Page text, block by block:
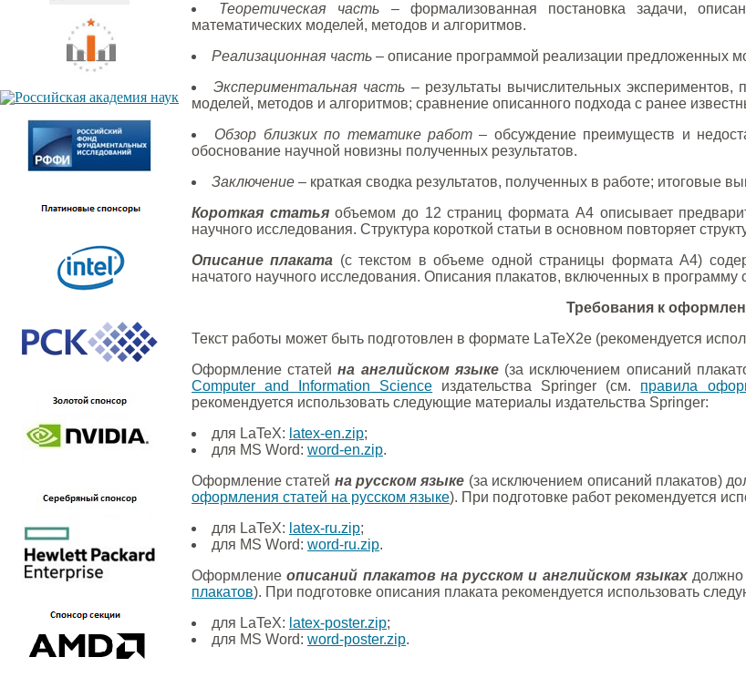
Теоретическая часть – формализованная постановка задачи,
математических моделей, методов и алгоритмов.
Реализационная часть – описание программой реализации предложенных
Экспериментальная часть – результаты вычислительных
моделей, методов и алгоритмов; сравнение описанного подхода с ранее
Обзор близких по тематике работ – обсуждение преимуществ и
обоснование научной новизны полученных результатов.
Заключение – краткая сводка результатов, полученных в работе; итоговые
Короткая статьяобъемом до 12 страниц формата А4 описывает
научного исследования. Структура короткой статьи в основном повторяет
Описание плаката (с текстом в объеме одной страницы формата А4)
начатого научного исследования. Описания плакатов, включенных в
Требования к
Текст работы может быть подготовлен в формате LaTeX2e (рекомендуется
Оформление статейна английском языке(за исключением описаний
Computer and Information Science издательства Springer (см. правила
рекомендуется использовать следующие материалы издательства Springer:
для LaTeX: latex-en.zip;
для MS Word: word-en.zip.
Оформление статей на русском языке (за исключением описаний плакатов)
оформления статей на русском языке). При подготовке работ рекомендуется
для LaTeX: latex-ru.zip;
для MS Word: word-ru.zip.
Оформлениеописаний плакатов на русском и английском языках должно
плакатов). При подготовке описания плаката рекомендуется использовать
для LaTeX: latex-poster.zip;
для MS Word: word-poster.zip.